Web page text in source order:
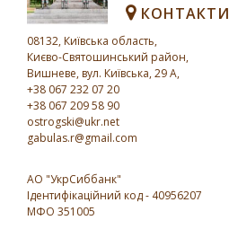
КОНТАКТИ
08132, Київська область,
Києво-Святошинський район,
Вишневе, вул. Київська, 29 A,
+38 067 232 07 20
+38 067 209 58 90
ostrogski@ukr.net
gabulas.r@gmail.com
АО "УкрСиббанк"
Iдентифікаційний код - 40956207
МФО 351005